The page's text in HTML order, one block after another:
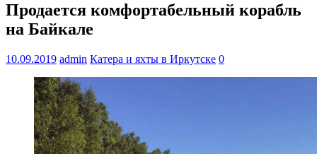
Продается комфортабельный корабль
на Байкале
10.09.2019 admin Катера и яхты в Иркутске 0